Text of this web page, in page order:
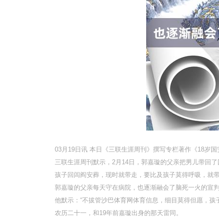
03月19日讯 本日《三联生涯周刊》撰写专栏著作《18岁
三联生涯周刊默示，2月14日，郭嘉璇的父亲把男儿带回
孩子回闾阎安葬，现时就带走，要比及孩子莫得呼吸，就
郭嘉璇的父亲每天守在病院，也逐渐融会了脑死一火的宣
他默示：“不拔管沙巴体育网体育信息，细目莫得但愿，
农历二十一，和19年前嘉璇出身的那天雷同。